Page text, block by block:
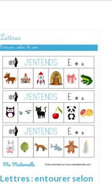
Lettres : entourer selon